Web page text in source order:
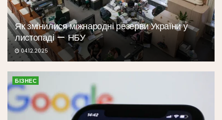
Як змінилися міжнародні резерви України у
листопаді — НБУ
04.12.2025
БІЗНЕС